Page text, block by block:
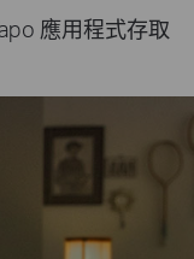
應用程式存取